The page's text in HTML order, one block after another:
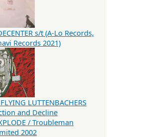
s/t (A-Lo Records,
Records 2021)
LUTTENBACHERS
and Decline
/ Troubleman
2002